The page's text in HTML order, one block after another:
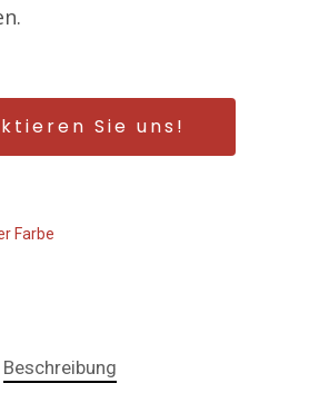
Sie uns!
Farbe
Beschreibung